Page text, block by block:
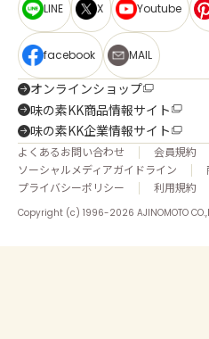
LINE X Youtube
facebook MAIL
オンラインショップ
味の素KK商品情報サイト
味の素KK企業情報サイト
よくあるお問い合わせ
会員規約
ソーシャルメディアガイドライン
プライバシーポリシー
利用規約
Copyright (c) 1996-2026 AJINOMOTO